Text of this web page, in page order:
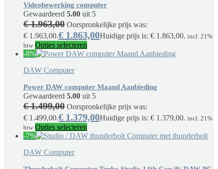
Videobewerking computer
Gewaardeerd 5.00 uit 5
€1.963,00 Oorspronkelijke prijs was:
€ 1.963,00.€ 1.863,00Huidige prijs is: € 1.863,00. incl. 21%
btw Opties selecteren
-8%
DAW Computer
Power DAW computer Maand Aanbieding
Gewaardeerd 5.00 uit 5
€1.499,00 Oorspronkelijke prijs was:
€ 1.499,00.€ 1.379,00Huidige prijs is: € 1.379,00. incl. 21%
btw Opties selecteren
-7%
DAW Computer